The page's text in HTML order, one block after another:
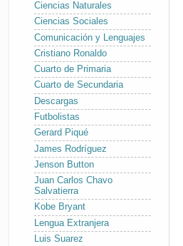
Ciencias Naturales
Ciencias Sociales
Comunicación y Lenguajes
Cristiano Ronaldo
Cuarto de Primaria
Cuarto de Secundaria
Descargas
Futbolistas
Gerard Piqué
James Rodríguez
Jenson Button
Juan Carlos Chavo
Salvatierra
Kobe Bryant
Lengua Extranjera
Luis Suarez